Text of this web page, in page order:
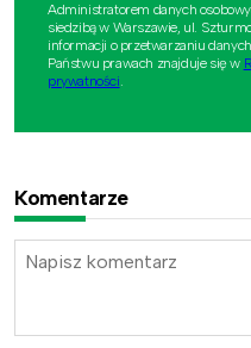
Administratorem danych
siedzibą w Warszawie, ul.
informacji o przetwarzaniu
Państwu prawach znajduje się w
prywatności.
Komentarze